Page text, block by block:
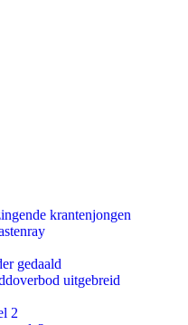
krantenjongen
gedaald
uitgebreid
2